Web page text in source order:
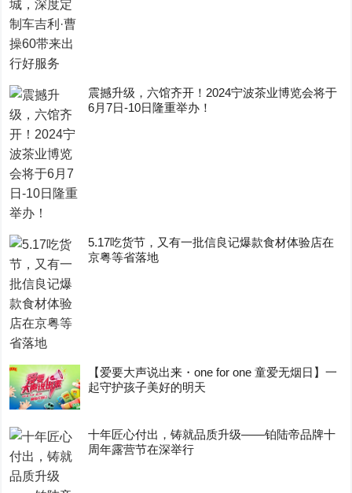
震撼升级，六馆齐开！2024宁波茶业博览会将于
6月7日-10日隆重举办！
5.17吃货节，又有一批信良记爆款食材体验店在
京粤等省落地
【爱要大声说出来・one for one 童爱无烟日】一
起守护孩子美好的明天
十年匠心付出，铸就品质升级——铂陆帝品牌十
周年露营节在深举行